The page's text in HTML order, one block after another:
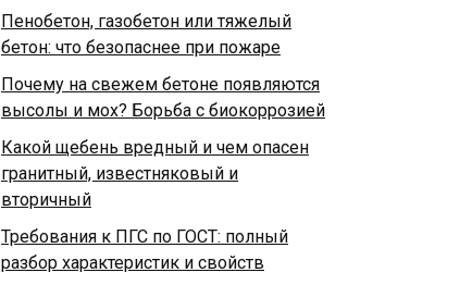
Пенобетон, газобетон или тяжелый
бетон: что безопаснее при пожаре
Почему на свежем бетоне появляются
высолы и мох? Борьба с биокоррозией
Какой щебень вредный и чем опасен
гранитный, известняковый и
вторичный
Требования к ПГС по ГОСТ: полный
разбор характеристик и свойств